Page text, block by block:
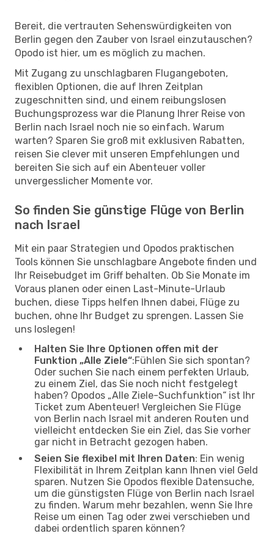
Bereit, die vertrauten Sehenswürdigkeiten von
Berlin gegen den Zauber von Israel einzutauschen?
Opodo ist hier, um es möglich zu machen.
Mit Zugang zu unschlagbaren Flugangeboten,
flexiblen Optionen, die auf Ihren Zeitplan
zugeschnitten sind, und einem reibungslosen
Buchungsprozess war die Planung Ihrer Reise von
Berlin nach Israel noch nie so einfach. Warum
warten? Sparen Sie groß mit exklusiven Rabatten,
reisen Sie clever mit unseren Empfehlungen und
bereiten Sie sich auf ein Abenteuer voller
unvergesslicher Momente vor.
So finden Sie günstige Flüge von Berlin
nach Israel
Mit ein paar Strategien und Opodos praktischen
Tools können Sie unschlagbare Angebote finden und
Ihr Reisebudget im Griff behalten. Ob Sie Monate im
Voraus planen oder einen Last-Minute-Urlaub
buchen, diese Tipps helfen Ihnen dabei, Flüge zu
buchen, ohne Ihr Budget zu sprengen. Lassen Sie
uns loslegen!
Halten Sie Ihre Optionen offen mit der
Funktion „Alle Ziele“:Fühlen Sie sich spontan?
Oder suchen Sie nach einem perfekten Urlaub,
zu einem Ziel, das Sie noch nicht festgelegt
haben? Opodos „Alle Ziele-Suchfunktion“ ist Ihr
Ticket zum Abenteuer! Vergleichen Sie Flüge
von Berlin nach Israel mit anderen Routen und
vielleicht entdecken Sie ein Ziel, das Sie vorher
gar nicht in Betracht gezogen haben.
Seien Sie flexibel mit Ihren Daten: Ein wenig
Flexibilität in Ihrem Zeitplan kann Ihnen viel Geld
sparen. Nutzen Sie Opodos flexible Datensuche,
um die günstigsten Flüge von Berlin nach Israel
zu finden. Warum mehr bezahlen, wenn Sie Ihre
Reise um einen Tag oder zwei verschieben und
dabei ordentlich sparen können?